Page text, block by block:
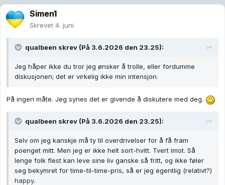
Simen1
Skrevet 4. juni
qualbeen skrev (På 3.6.2026 den 23.25):
Jeg håper ikke du tror jeg ønsker å trolle, eller fordumme
diskusjonen; det er virkelig ikke min intensjon.
På ingen måte. Jeg synes det er givende å diskutere med deg.
qualbeen skrev (På 3.6.2026 den 23.25):
Selv om jeg kanskje må ty til overdrivelser for å få fram
poenget mitt. Men jeg er ikke helt sort-hvitt. Tvert imot. Så
lenge folk flest kan leve sine liv ganske så fritt, og ikke føler
seg bekymret for time-til-time-pris, så er jeg egentlig (relativt?)
happy.